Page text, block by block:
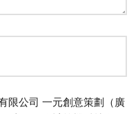
限公司 一元創意策劃（廣